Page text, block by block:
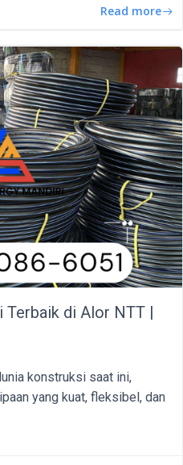
Read more
Terbaik di Alor NTT |
konstruksi saat ini,
yang kuat, fleksibel, dan